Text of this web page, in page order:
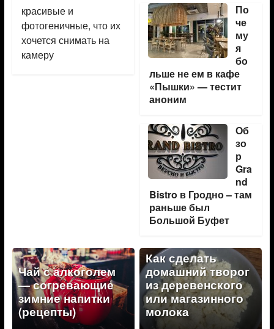
красивые и
фотогеничные, что их
хочется снимать на
камеру
По
че
му
я
бо
льше не ем в кафе
«Пышки» — тестит
аноним
Об
зо
р
Gra
nd
Bistro в Гродно – там
раньше был
Большой Буфет
Чай с алкоголем
— согревающие
зимние напитки
(рецепты)
Как сделать
домашний творог
из деревенского
или магазинного
молока